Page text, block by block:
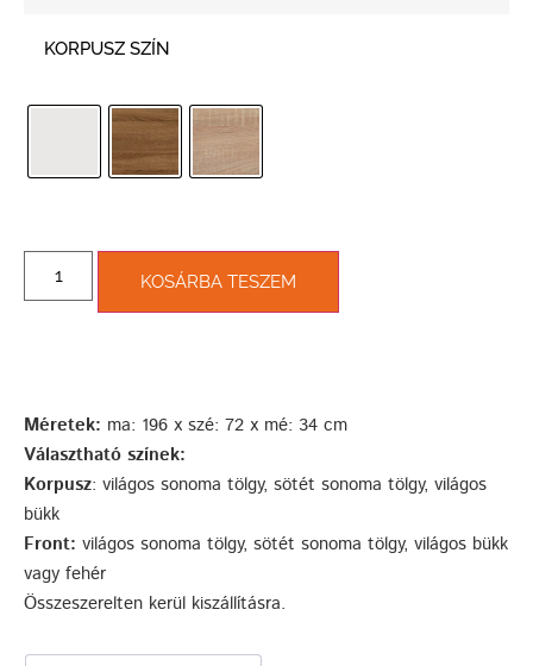
KORPUSZ SZÍN
KOSÁRBA TESZEM
Méretek: ma: 196 x szé: 72 x mé: 34 cm
Választható színek:
Korpusz: világos sonoma tölgy, sötét sonoma tölgy, világos
bükk
Front: világos sonoma tölgy, sötét sonoma tölgy, világos bükk
vagy fehér
Összeszerelten kerül kiszállításra.